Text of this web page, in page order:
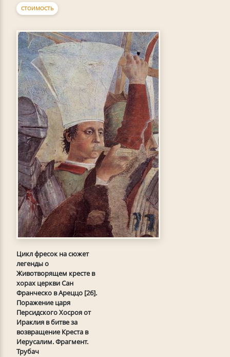
СТОИМОСТЬ
Цикл фресок на сюжет
легенды о
Животворящем кресте в
хорах церкви Сан
Франческо в Ареццо [26].
Поражение царя
Персидского Хосроя от
Ираклия в битве за
возвращение Креста в
Иерусалим. Фрагмент.
Трубач